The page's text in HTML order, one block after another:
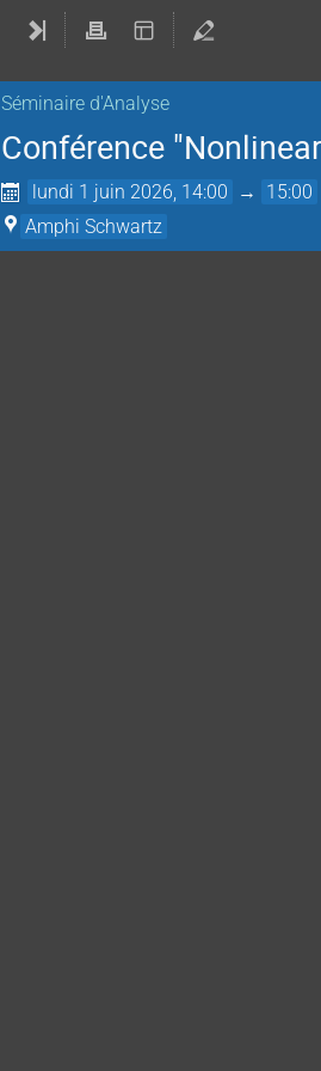
Séminaire d'Analyse
Conférence
lundi 1 juin 2026, 14:00 → 15:00
Amphi Schwartz